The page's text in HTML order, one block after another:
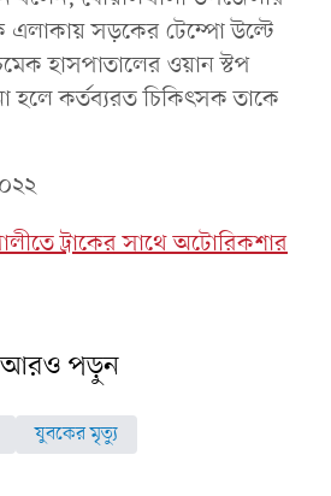
সড়কের টেম্পো উল্টে
হাসপাতালের ওয়ান স্টপ
হলে কর্তব্যরত চিকিৎসক তাকে
ট্রাকের সাথে অটোরিকশার
আরও পড়ুন
যুবকের মৃত্যু